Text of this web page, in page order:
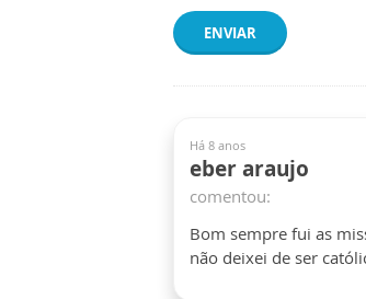
ENVIAR
Há 8 anos
eber araujo
comentou:
Bom sempre fui as
não deixei de ser